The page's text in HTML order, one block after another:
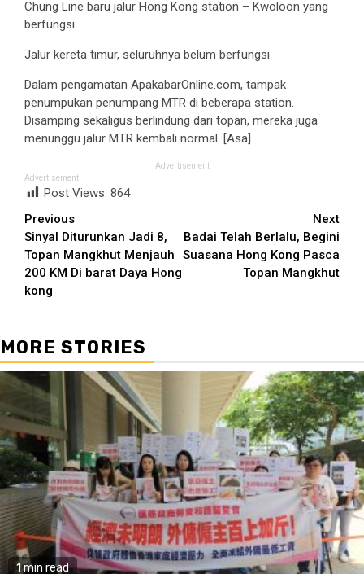
Chung Line baru jalur Hong Kong station – Kwoloon yang
berfungsi.
Jalur kereta timur, seluruhnya belum berfungsi.
Dalam pengamatan ApakabarOnline.com, tampak
penumpukan penumpang MTR di beberapa station.
Disamping sekaligus berlindung dari topan, mereka juga
menunggu jalur MTR kembali normal. [Asa]
Advertisement
Advertisement
Post Views: 864
Continue
Reading
Previous
Sinyal Diturunkan Jadi 8,
Topan Mangkhut Menjauh
200 KM Di barat Daya Hong
kong
Next
Badai Telah Berlalu, Begini
Suasana Hong Kong Pasca
Topan Mangkhut
MORE STORIES
1 min read